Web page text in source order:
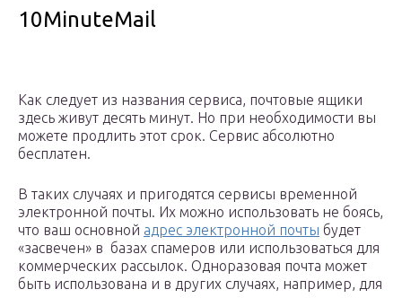
10MinuteMail
Как следует из названия сервиса, почтовые ящики
здесь живут десять минут. Но при необходимости вы
можете продлить этот срок. Сервис абсолютно
бесплатен.
В таких случаях и пригодятся сервисы временной
электронной почты. Их можно использовать не боясь,
что ваш основной адрес электронной почты будет
«засвечен» в базах спамеров или использоваться для
коммерческих рассылок. Одноразовая почта может
быть использована и в других случаях, например, для